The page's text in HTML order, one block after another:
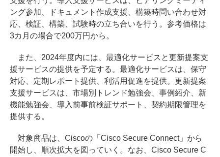
ング参加、ドキュメント作成支援、構築時問い合わせ対
応、検証、構築、試験時の立ち合いを行う。参考価格は
3カ月の場合で200万円から。
また、2024年度内には、最適化サービスと更新提案支
援サービスの提供を予定する。最適化サービスは、保守
対応、定期レポート提供、利活用促進を提供。更新提案
支援サービスは、市場別トレンド勉強会、事例紹介、新
機能勉強会、導入前事前検証サポート、契約期限管理を
提供する。
対象商品は、Ciscoの「Cisco Secure Connect」から
開始し、順次拡大を図っていく。なお、Cisco Secure C